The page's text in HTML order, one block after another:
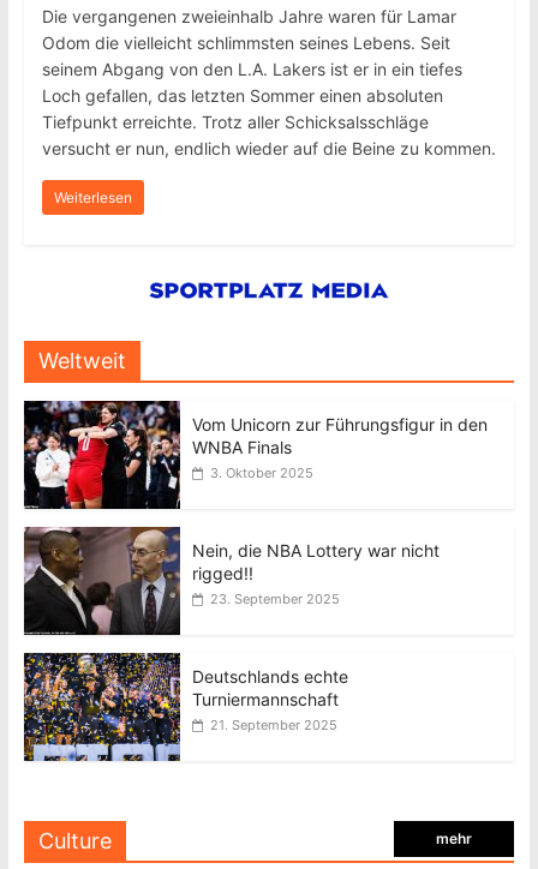
Die vergangenen zweieinhalb Jahre waren für Lamar
Odom die vielleicht schlimmsten seines Lebens. Seit
seinem Abgang von den L.A. Lakers ist er in ein tiefes
Loch gefallen, das letzten Sommer einen absoluten
Tiefpunkt erreichte. Trotz aller Schicksalsschläge
versucht er nun, endlich wieder auf die Beine zu kommen.
Weiterlesen
Weltweit
Vom Unicorn zur Führungsfigur in den
WNBA Finals
3. Oktober 2025
Nein, die NBA Lottery war nicht
rigged!!
23. September 2025
Deutschlands echte
Turniermannschaft
21. September 2025
Culture mehr